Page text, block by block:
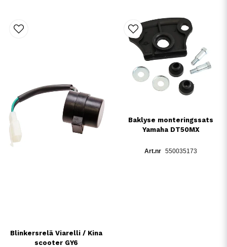
Blinkersrelä Viarelli / Kina
scooter GY6
Baklyse monteringssats
Yamaha DT50MX
550035173